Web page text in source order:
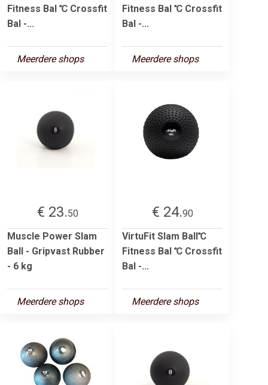
Fitness Bal ℃ Crossfit
Bal -...
Meerdere shops
Fitness Bal ℃ Crossfit
Bal -...
Meerdere shops
€ 23.50
Muscle Power Slam
Ball - Gripvast Rubber
- 6 kg
Meerdere shops
€ 24.90
VirtuFit Slam Ball℃
Fitness Bal ℃ Crossfit
Bal -...
Meerdere shops